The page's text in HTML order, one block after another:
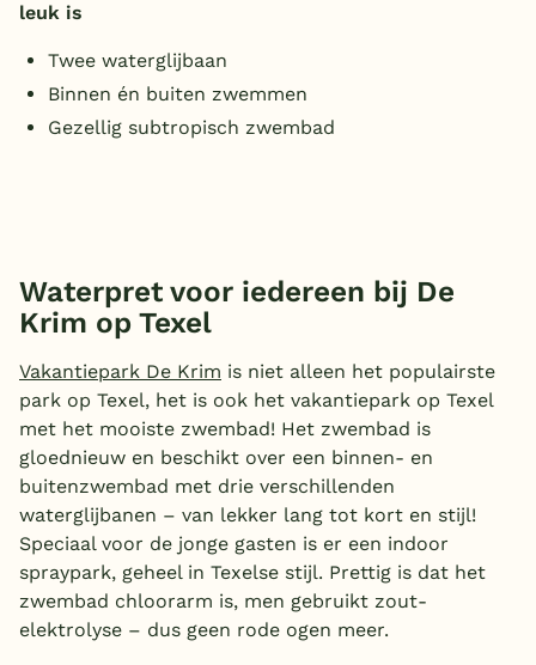
leuk is
Twee waterglijbaan
Binnen én buiten zwemmen
Gezellig subtropisch zwembad
Waterpret voor iedereen bij De
Krim op Texel
Vakantiepark De Krim is niet alleen het populairste
park op Texel, het is ook het vakantiepark op Texel
met het mooiste zwembad! Het zwembad is
gloednieuw en beschikt over een binnen- en
buitenzwembad met drie verschillenden
waterglijbanen – van lekker lang tot kort en stijl!
Speciaal voor de jonge gasten is er een indoor
spraypark, geheel in Texelse stijl. Prettig is dat het
zwembad chloorarm is, men gebruikt zout-
elektrolyse – dus geen rode ogen meer.